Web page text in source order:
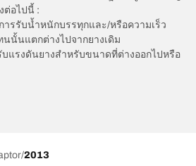
ต่อไปนี้ :
รรับน้ำหนักบรรทุกและ/หรือความเร็ว
นั้นแตกต่างไปจากยางเดิม
แรงดันยางสำหรับขนาดที่ต่างออกไปหรือ
2013